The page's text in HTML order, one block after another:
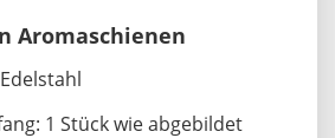
Aromaschienen
1 Stück wie abgebildet